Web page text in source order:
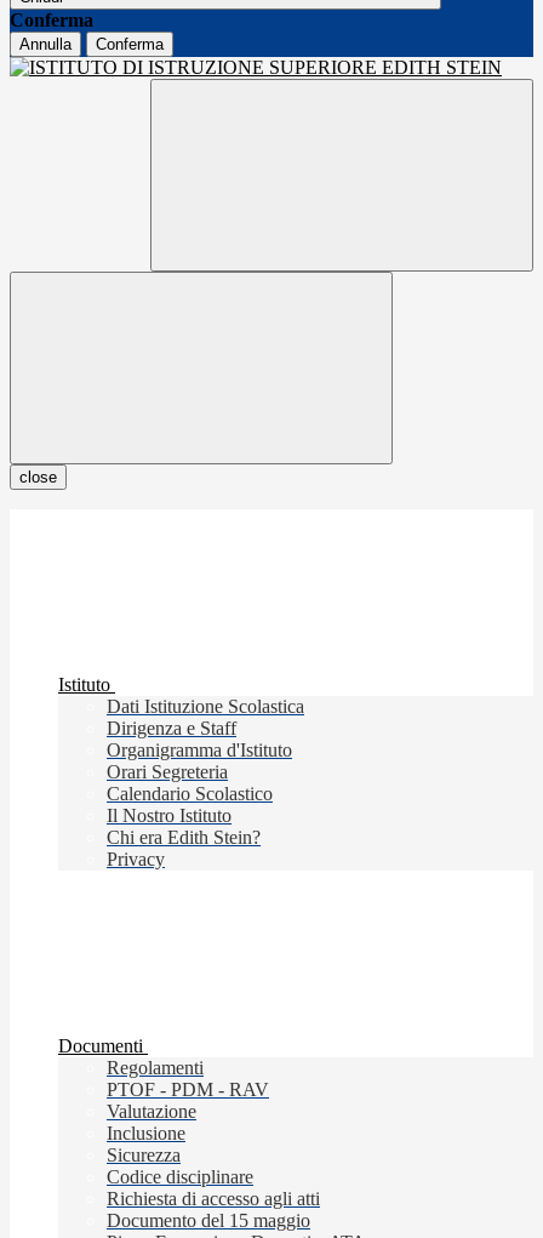
Conferma
Annulla Conferma
close
Istituto
Dati Istituzione Scolastica
Dirigenza e Staff
Organigramma d'Istituto
Orari Segreteria
Calendario Scolastico
Il Nostro Istituto
Chi era Edith Stein?
Privacy
Documenti
Regolamenti
PTOF - PDM - RAV
Valutazione
Inclusione
Sicurezza
Codice disciplinare
Richiesta di accesso agli atti
Documento del 15 maggio